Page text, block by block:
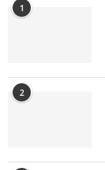
1
2